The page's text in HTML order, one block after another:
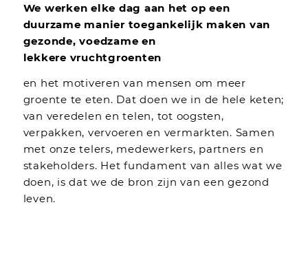
We werken elke dag aan het op een
duurzame manier toegankelijk maken van
gezonde, voedzame en
lekkere vruchtgroenten
en het motiveren van mensen om meer
groente te eten. Dat doen we in de hele keten;
van veredelen en telen, tot oogsten,
verpakken, vervoeren en vermarkten. Samen
met onze telers, medewerkers, partners en
stakeholders. Het fundament van alles wat we
doen, is dat we de bron zijn van een gezond
leven.